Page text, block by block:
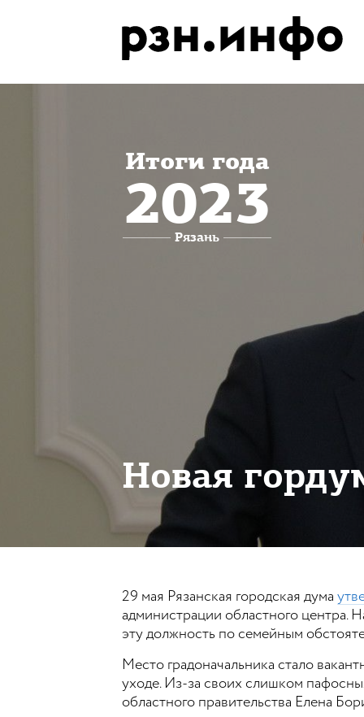
Итоги года
2023
Рязань
Новая
29 мая Рязанская городская дума
администрации областного центра.
эту должность по семейным
Место градоначальника стало
уходе. Из-за своих слишком
областного правительства Елена